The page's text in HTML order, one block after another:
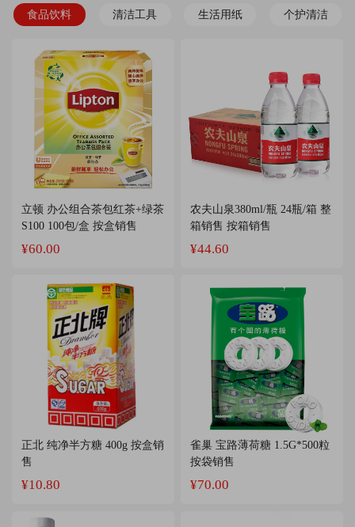
食品饮料 清洁工具 生活用纸 个护清洁
立顿 办公组合茶包红茶+绿茶
S100 100包/盒 按盒销售
¥60.00
农夫山泉380ml/瓶 24瓶/箱 整
箱销售 按箱销售
¥44.60
正北 纯净半方糖 400g 按盒销
售
¥10.80
雀巢 宝路薄荷糖 1.5G*500粒
按袋销售
¥70.00